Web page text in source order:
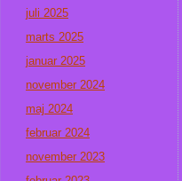
juli 2025
marts 2025
januar 2025
november 2024
maj 2024
februar 2024
november 2023